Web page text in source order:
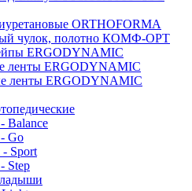
ORTHOFORMA
чулок, полотно КОМФ-ОРТ
ERGODYNAMIC
ленты ERGODYNAMIC
ленты ERGODYNAMIC
Balance
Go
Sport
Step